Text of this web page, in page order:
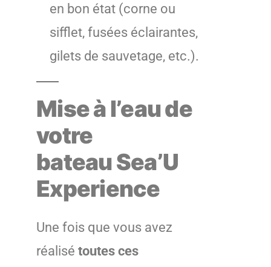
en bon état (corne ou
sifflet, fusées éclairantes,
gilets de sauvetage, etc.).
Mise à l’eau de
votre
bateau Sea’U
Experience
Une fois que vous avez
réalisé toutes ces